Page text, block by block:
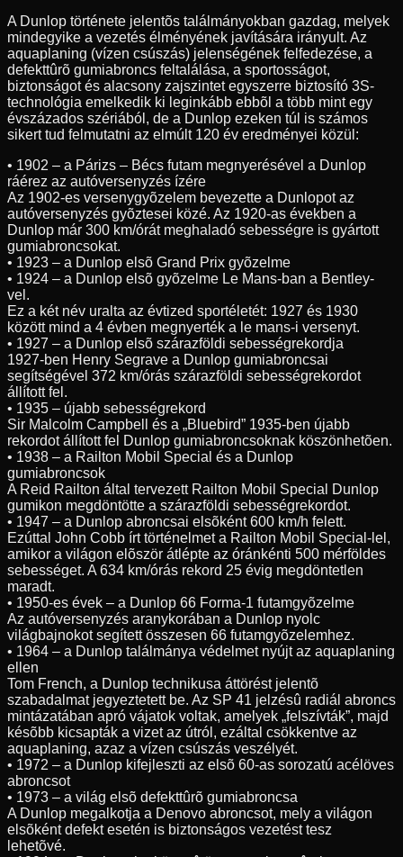
A Dunlop története jelentõs találmányokban gazdag, melyek
mindegyike a vezetés élményének javítására irányult. Az
aquaplaning (vízen csúszás) jelenségének felfedezése, a
defekttûrõ gumiabroncs feltalálása, a sportosságot,
biztonságot és alacsony zajszintet egyszerre biztosító 3S-
technológia emelkedik ki leginkább ebbõl a több mint egy
évszázados szériából, de a Dunlop ezeken túl is számos
sikert tud felmutatni az elmúlt 120 év eredményei közül:
• 1902 – a Párizs – Bécs futam megnyerésével a Dunlop
ráérez az autóversenyzés ízére
Az 1902-es versenygyõzelem bevezette a Dunlopot az
autóversenyzés gyõztesei közé. Az 1920-as években a
Dunlop már 300 km/órát meghaladó sebességre is gyártott
gumiabroncsokat.
• 1923 – a Dunlop elsõ Grand Prix gyõzelme
• 1924 – a Dunlop elsõ gyõzelme Le Mans-ban a Bentley-
vel.
Ez a két név uralta az évtized sportéletét: 1927 és 1930
között mind a 4 évben megnyerték a le mans-i versenyt.
• 1927 – a Dunlop elsõ szárazföldi sebességrekordja
1927-ben Henry Segrave a Dunlop gumiabroncsai
segítségével 372 km/órás szárazföldi sebességrekordot
állított fel.
• 1935 – újabb sebességrekord
Sir Malcolm Campbell és a „Bluebird” 1935-ben újabb
rekordot állított fel Dunlop gumiabroncsoknak köszönhetõen.
• 1938 – a Railton Mobil Special és a Dunlop
gumiabroncsok
A Reid Railton által tervezett Railton Mobil Special Dunlop
gumikon megdöntötte a szárazföldi sebességrekordot.
• 1947 – a Dunlop abroncsai elsõként 600 km/h felett.
Ezúttal John Cobb írt történelmet a Railton Mobil Special-lel,
amikor a világon elõször átlépte az óránkénti 500 mérföldes
sebességet. A 634 km/órás rekord 25 évig megdöntetlen
maradt.
• 1950-es évek – a Dunlop 66 Forma-1 futamgyõzelme
Az autóversenyzés aranykorában a Dunlop nyolc
világbajnokot segített összesen 66 futamgyõzelemhez.
• 1964 – a Dunlop találmánya védelmet nyújt az aquaplaning
ellen
Tom French, a Dunlop technikusa áttörést jelentõ
szabadalmat jegyeztetett be. Az SP 41 jelzésû radiál abroncs
mintázatában apró vájatok voltak, amelyek „felszívták”, majd
késõbb kicsapták a vizet az útról, ezáltal csökkentve az
aquaplaning, azaz a vízen csúszás veszélyét.
• 1972 – a Dunlop kifejleszti az elsõ 60-as sorozatú acélöves
abroncsot
• 1973 – a világ elsõ defekttûrõ gumiabroncsa
A Dunlop megalkotja a Denovo abroncsot, mely a világon
elsõként defekt esetén is biztonságos vezetést tesz
lehetõvé.